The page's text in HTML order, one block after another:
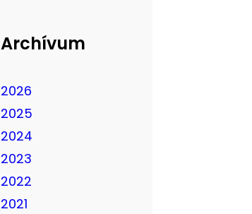
Archívum
2026
2025
2024
2023
2022
2021